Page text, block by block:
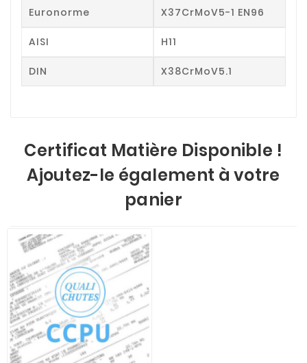
Euronorme X37CrMoV5-1 EN96
AISI H11
DIN X38CrMoV5.1
Certificat Matière Disponible !
Ajoutez-le également à votre
panier